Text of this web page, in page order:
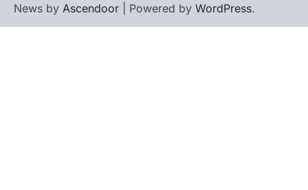
News by Ascendoor | Powered by WordPress.